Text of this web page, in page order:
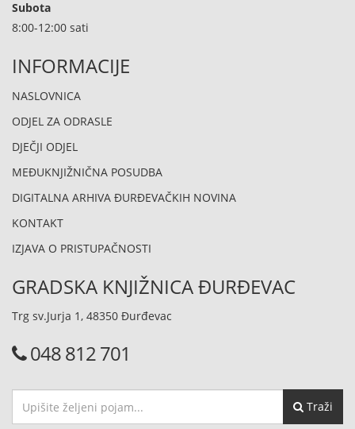
Subota
8:00-12:00 sati
INFORMACIJE
NASLOVNICA
ODJEL ZA ODRASLE
DJEČJI ODJEL
MEĐUKNJIŽNIČNA POSUDBA
DIGITALNA ARHIVA ĐURĐEVAČKIH NOVINA
KONTAKT
IZJAVA O PRISTUPAČNOSTI
GRADSKA KNJIŽNICA ĐURĐEVAC
Trg sv.Jurja 1, 48350 Đurđevac
048 812 701
Traži